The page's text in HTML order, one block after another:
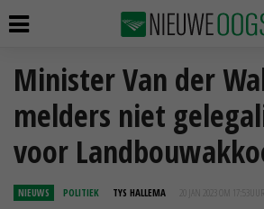
Minister Van der
melders niet
voor
NIEUWS POLITIEK TYS HALLEMA 20 JAN 2023 OM 17:53